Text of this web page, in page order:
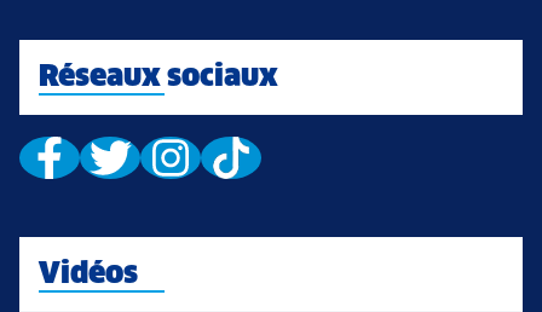
Réseaux sociaux
Vidéos